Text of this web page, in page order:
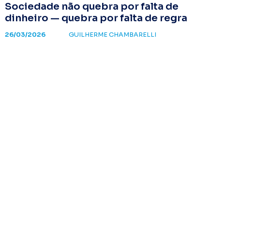
Sociedade não quebra por falta de
dinheiro — quebra por falta de regra
26/03/2026 GUILHERME CHAMBARELLI